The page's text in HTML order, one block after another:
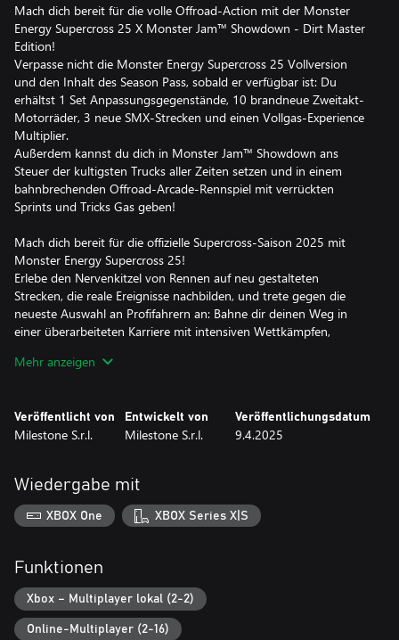
Mach dich bereit für die volle Offroad-Action mit der Monster
Energy Supercross 25 X Monster Jam™ Showdown - Dirt Master
Edition!
Verpasse nicht die Monster Energy Supercross 25 Vollversion
und den Inhalt des Season Pass, sobald er verfügbar ist: Du
erhältst 1 Set Anpassungsgegenstände, 10 brandneue Zweitakt-
Motorräder, 3 neue SMX-Strecken und einen Vollgas-Experience
Multiplier.
Außerdem kannst du dich in Monster Jam™ Showdown ans
Steuer der kultigsten Trucks aller Zeiten setzen und in einem
bahnbrechenden Offroad-Arcade-Rennspiel mit verrückten
Sprints und Tricks Gas geben!
Mach dich bereit für die offizielle Supercross-Saison 2025 mit
Monster Energy Supercross 25!
Erlebe den Nervenkitzel von Rennen auf neu gestalteten
Strecken, die reale Ereignisse nachbilden, und trete gegen die
neueste Auswahl an Profifahrern an: Bahne dir deinen Weg in
einer überarbeiteten Karriere mit intensiven Wettkämpfen,
erleben, das jede Runde einzigartig und herausfordernd macht.
Meistere den Ablauf mit offenen Tutorials, einem umfassenden
Passe deine Erfahrung mit erweiterten Editoren an und teile deine
Kreationen auf verschiedenen Plattformen.
Unterstützung für globale Wettkämpfe in fesselnden Online-
du in Gelegenheitsspielen antrittst oder um den ersten Platz in
Ranglisten kämpfst.
Mehr anzeigen
Veröffentlicht von
Milestone S.r.l.
Entwickelt von
Milestone S.r.l.
Veröffentlichungsdatum
9.4.2025
Wiedergabe mit
XBOX One XBOX Series X|S
Funktionen
Xbox – Multiplayer lokal (2-2)
Online-Multiplayer (2-16)